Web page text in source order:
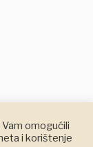
omogućili
i korištenje